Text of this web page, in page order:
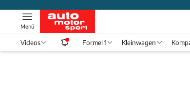
Menü
Videos Formel 1 Kleinwagen